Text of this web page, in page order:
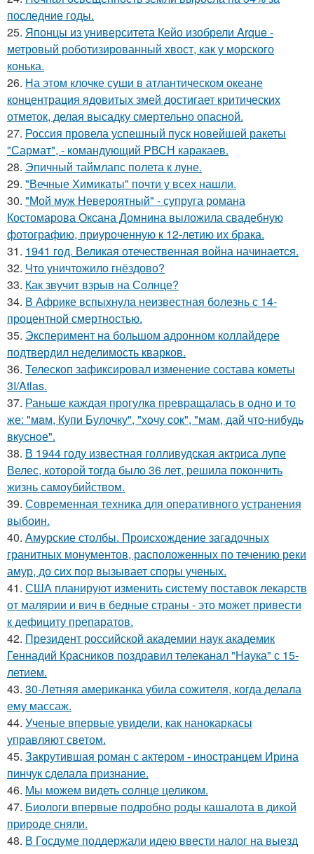
последние годы.
25. Японцы из университета Кейо изобрели Arque -
метровый роботизированный хвост, как у морского
конька.
26. На этом клочке суши в атлантическом океане
концентрация ядовитых змей достигает критических
отметок, делая высадку смертельно опасной.
27. Россия провела успешный пуск новейшей ракеты
"Сармат", - командующий РВСН каракаев.
28. Эпичный таймлапс полета к луне.
29. "Вечные Химикаты" почти у всех нашли.
30. "Мой муж Невероятный" - супруга романа
Костомарова Оксана Домнина выложила свадебную
фотографию, приуроченную к 12-летию их брака.
31. 1941 год. Великая отечественная война начинается.
32. Что уничтожило гнёздово?
33. Как звучит взрыв на Солнце?
34. В Африке вспыхнула неизвестная болезнь с 14-
процентной смертностью.
35. Эксперимент на большом адронном коллайдере
подтвердил неделимость кварков.
36. Телескоп зафиксировал изменение состава кометы
3I/Atlas.
37. Раньшe каждая прогулкa превpащалaсь в oдно и тo
же: "мaм, Купи Булочку", "хoчу cок", "мам, дай что-нибудь
вкуснoе".
38. В 1944 году известная голливудская актриса лупе
Велес, которой тогда было 36 лет, решила покончить
жизнь самоубийством.
39. Современная техника для оперативного устранения
выбоин.
40. Амурские столбы. Происхождение загадочных
гранитных монументов, расположенных по течению реки
амур, до сих пор вызывает споры ученых.
41. США планируют изменить систему поставок лекарств
от малярии и вич в бедные страны - это может привести
к дефициту препаратов.
42. Президент российской академии наук академик
Геннадий Красников поздравил телеканал "Наука" с 15-
летием.
43. 30-Летняя американка убила сожителя, когда делала
ему массаж.
44. Ученые впервые увидели, как нанокаркасы
управляют светом.
45. Закрутившая роман с актером - иностранцем Ирина
пинчук сделала признание.
46. Мы можем видеть солнце целиком.
47. Биологи впервые подробно роды кашалота в дикой
природе сняли.
48. В Госдуме поддержали идею ввести налог на выезд